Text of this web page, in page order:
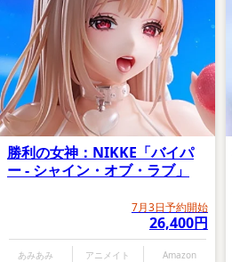
勝利の女神：NIKKE「バイパ
ー - シャイン・オブ・ラブ」
7月3日予約開始
26,400円
あみあみ アニメイト Amazon